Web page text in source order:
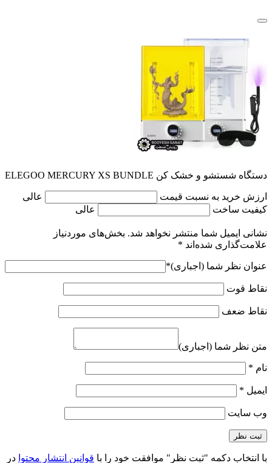
دستگاه شستشو و خشک کن ELEGOO MERCURY XS BUNDLE
ارزش خرید به نسبت قیمت
عالی
کیفیت ساخت
عالی
نشانی ایمیل شما منتشر نخواهد شد. بخش‌های موردنیاز
علامت‌گذاری شده‌اند *
عنوان نظر شما (اجباری)*
نقاط قوت
نقاط ضعف
متن نظر شما (اجباری)
نام *
ایمیل *
وب‌ سایت
با انتخاب دکمه "ثبت نظر" موافقت خود را با قوانین انتشار محتوا در